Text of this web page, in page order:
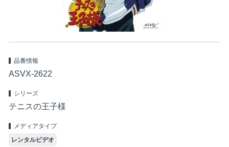
品番情報
ASVX-2622
シリーズ
テニスの王子様
メディアタイプ
レンタルビデオ